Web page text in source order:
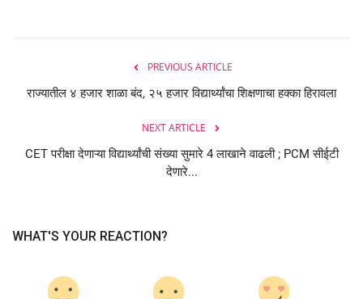
PREVIOUS ARTICLE
राज्यातील ४ हजार शाळा बंद, २५ हजार विद्यार्थ्यांचा शिक्षणाचा हक्का हिरावला
NEXT ARTICLE
CET परीक्षा देणाऱ्या विद्यार्थ्यांची संख्या सुमारे 4 लाखाने वाढली ; PCM सीईटी
देणारे...
WHAT'S YOUR REACTION?